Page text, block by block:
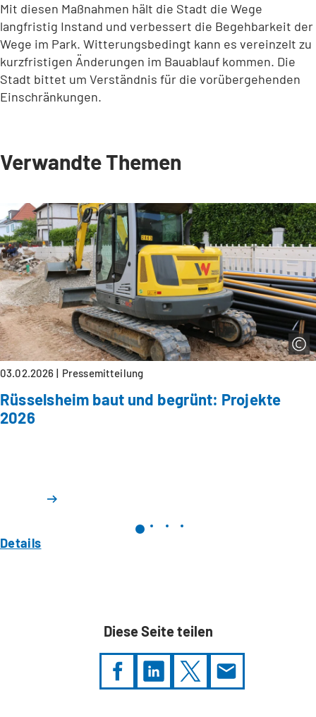
Mit diesen Maßnahmen hält die Stadt die Wege
langfristig Instand und verbessert die Begehbarkeit der
Wege im Park. Witterungsbedingt kann es vereinzelt zu
kurzfristigen Änderungen im Bauablauf kommen. Die
Stadt bittet um Verständnis für die vorübergehenden
Einschränkungen.
Verwandte Themen
03.02.2026 Pressemitteilung
Rüsselsheim baut und begrünt: Projekte
2026
Details
Diese Seite teilen